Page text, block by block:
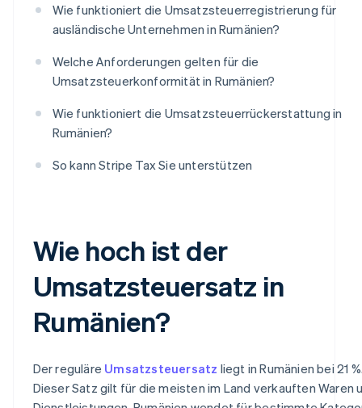
Wie funktioniert die Umsatzsteuerregistrierung für
ausländische Unternehmen in Rumänien?
Welche Anforderungen gelten für die
Umsatzsteuerkonformität in Rumänien?
Wie funktioniert die Umsatzsteuerrückerstattung in
Rumänien?
So kann Stripe Tax Sie unterstützen
Wie hoch ist der
Umsatzsteuersatz in
Rumänien?
Der reguläre Umsatzsteuersatz liegt in Rumänien bei 21
Dieser Satz gilt für die meisten im Land verkauften Waren